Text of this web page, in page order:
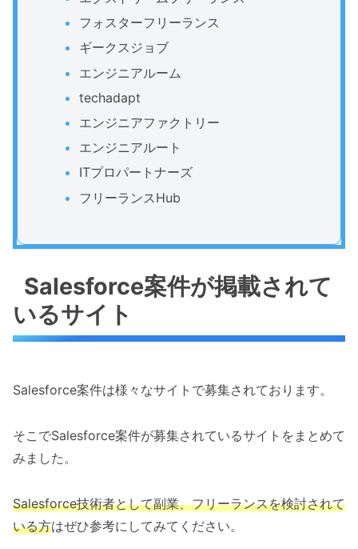
フォスターフリーランス
ギークスジョブ
エンジニアルーム
techadapt
エンジニアファクトリー
エンジニアルート
ITプロパートナーズ
フリーランスHub
Salesforce案件が掲載されて
いるサイト
Salesforce案件は様々なサイトで募集されております。
そこでSalesforce案件が募集されているサイトをまとめて
みました。
Salesforce技術者として副業、フリーランスを検討されて
いる方はぜひ参考にしてみてください。